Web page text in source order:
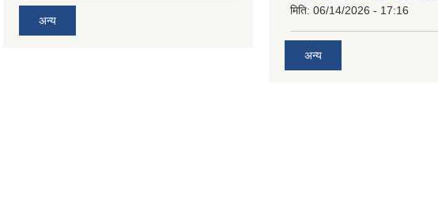
अन्य
मिति: 06/14/2026 - 17:16
अन्य